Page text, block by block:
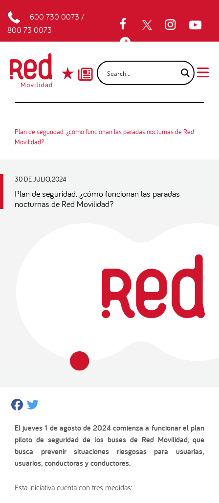
600 730 0073 /
800 73 0073
Plan de seguridad: ¿cómo funcionan las paradas nocturnas de Red
Movilidad?
30 DE JULIO, 2024
Plan de seguridad: ¿cómo funcionan las paradas
nocturnas de Red Movilidad?
Facebook
Eljueves 1 de agosto de 2024comienza a funcionar el plan
piloto de seguridad de los buses de Red Movilidad, que
busca prevenir situaciones riesgosas para usuarias,
usuarios, conductoras y conductores.
Esta iniciativa cuenta con tres medidas: